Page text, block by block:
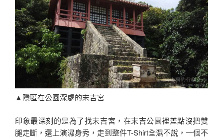
▲隱匿在公園深處的末吉宮
印象最深刻的是為了找末吉宮，在末吉公園裡差點沒把雙
腿走斷，還上演濕身秀，走到整件T-Shirt全濕不說，一個不